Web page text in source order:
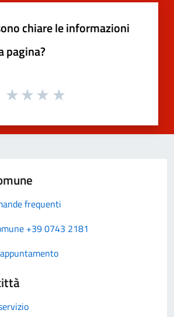
chiare le informazioni
pagina?
frequenti
+39 0743 2181